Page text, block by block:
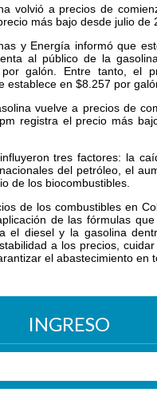
volvió a precios de
más bajo desde julio de
y Energía informó que
al público de la
galón. Entre tanto, el
establece en $8.257 por
vuelve a precios de
registra el precio más
tres factores: la
del petróleo, el
de los biocombustibles.
de los combustibles en
de las fórmulas
el diesel y la gasolina
a los precios,
el abastecimiento en
INGRESO